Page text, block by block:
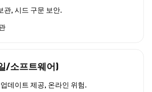
관, 시드 구문 보안.
/소프트웨어)
데이트 제공, 온라인 위험.